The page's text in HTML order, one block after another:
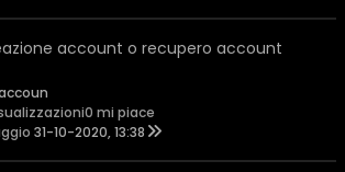
account o recupero account
0 mi piace
31-10-2020, 13:38